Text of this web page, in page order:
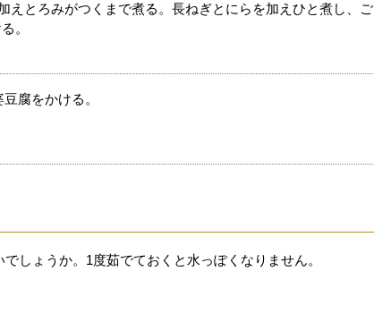
えとろみがつくまで煮る。長ねぎとにらを加えひと煮し、ご
。
腐をかける。
しょうか。1度茹でておくと水っぽくなりません。